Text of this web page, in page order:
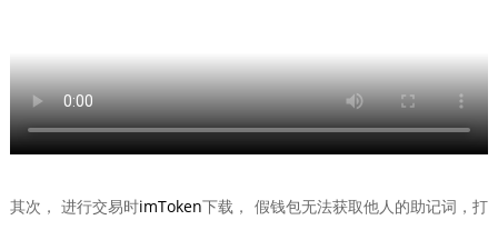
其次， 进行交易时imToken下载， 假钱包无法获取他人的助记词，打